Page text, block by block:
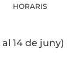
HORARIS
14 de juny)